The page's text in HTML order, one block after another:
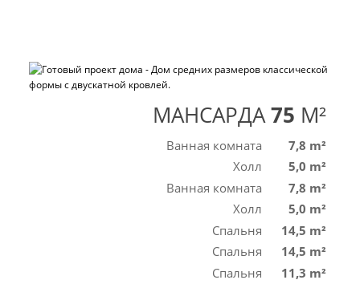
МАНСАРДА75 M²
Ванная комната
7,8 m²
Холл
5,0 m²
Ванная комната
7,8 m²
Холл
5,0 m²
Спальня
14,5 m²
Спальня
14,5 m²
Спальня
11,3 m²